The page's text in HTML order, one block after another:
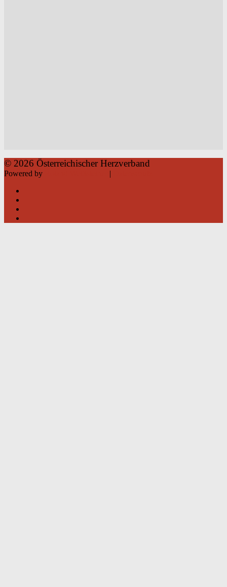
© 2026 Österreichischer Herzverband
Powered by |